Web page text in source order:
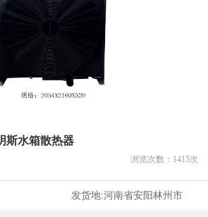
斯水箱散热器
浏览次数： 1415次
发货地:河南省安阳林州市